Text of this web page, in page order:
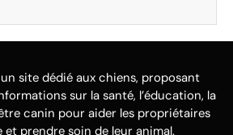
site dédié aux chiens, proposant
sur la santé, l’éducation, la
canin pour aider les propriétaires
prendre soin de leur animal.